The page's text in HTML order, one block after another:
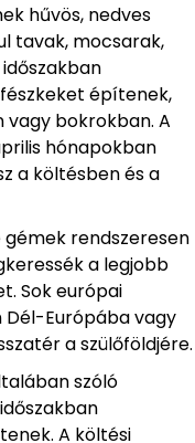
hűvös, nedves
tavak, mocsarak,
építenek,
bokrokban. A
hónapokban
a költésben és a
gémek rendszeresen
a legjobb
Sok európai
Európába vagy
a szülőföldjére.
szóló
A költési